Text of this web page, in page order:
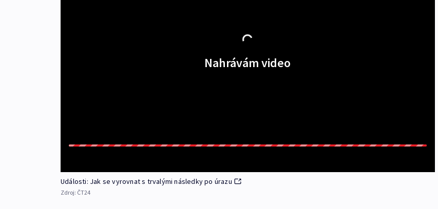
Nahrávám video
Události: Jak se vyrovnat s trvalými následky po úrazu
Zdroj: ČT24